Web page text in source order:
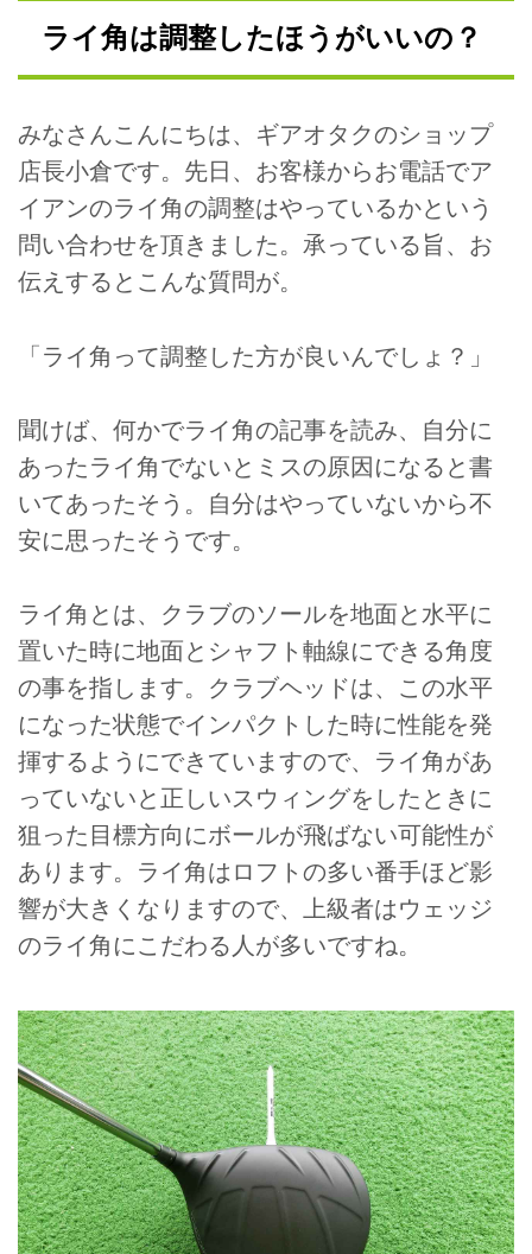
ライ角は調整したほうがいいの？
みなさんこんにちは、ギアオタクのショップ
店長小倉です。先日、お客様からお電話でア
イアンのライ角の調整はやっているかという
問い合わせを頂きました。承っている旨、お
伝えするとこんな質問が。
「ライ角って調整した方が良いんでしょ？」
聞けば、何かでライ角の記事を読み、自分に
あったライ角でないとミスの原因になると書
いてあったそう。自分はやっていないから不
安に思ったそうです。
ライ角とは、クラブのソールを地面と水平に
置いた時に地面とシャフト軸線にできる角度
の事を指します。クラブヘッドは、この水平
になった状態でインパクトした時に性能を発
揮するようにできていますので、ライ角があ
っていないと正しいスウィングをしたときに
狙った目標方向にボールが飛ばない可能性が
あります。ライ角はロフトの多い番手ほど影
響が大きくなりますので、上級者はウェッジ
のライ角にこだわる人が多いですね。